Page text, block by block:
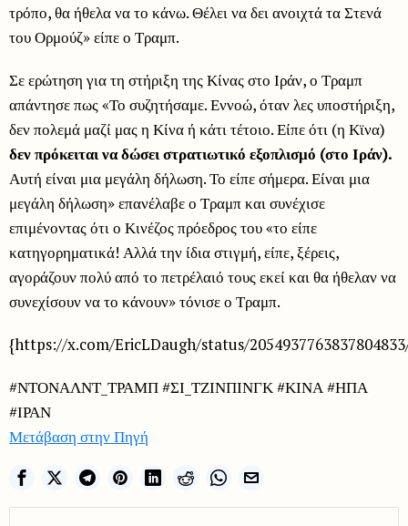
τρόπο, θα ήθελα να το κάνω. Θέλει να δει ανοιχτά τα Στενά
του Ορμούζ» είπε ο Τραμπ.
Σε ερώτηση για τη στήριξη της Κίνας στο Ιράν, ο Τραμπ
απάντησε πως «Το συζητήσαμε. Εννοώ, όταν λες υποστήριξη,
δεν πολεμά μαζί μας η Κίνα ή κάτι τέτοιο. Είπε ότι (η Κϊνα)
δεν πρόκειται να δώσει στρατιωτικό εξοπλισμό (στο Ιράν).
Αυτή είναι μια μεγάλη δήλωση. Το είπε σήμερα. Είναι μια
μεγάλη δήλωση» επανέλαβε ο Τραμπ και συνέχισε
επιμένοντας ότι ο Κινέζος πρόεδρος του «το είπε
κατηγορηματικά! Αλλά την ίδια στιγμή, είπε, ξέρεις,
αγοράζουν πολύ από το πετρέλαιό τους εκεί και θα ήθελαν να
συνεχίσουν να το κάνουν» τόνισε ο Τραμπ.
{https://x.com/EricLDaugh/status/
#ΝΤΟΝΑΛΝΤ_ΤΡΑΜΠ #ΣΙ_ΤΖΙΝΠΙΝΓΚ #ΚΙΝΑ #ΗΠΑ
#ΙΡΑΝ
Μετάβαση στην Πηγή